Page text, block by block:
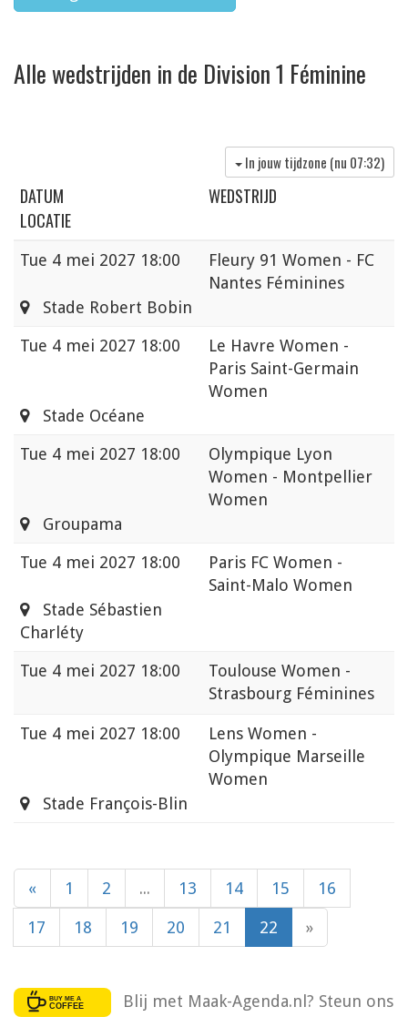
Alle wedstrijden in de Division 1 Féminine
In jouw tijdzone (nu 07:32)
DATUM
WEDSTRIJD
LOCATIE
Tue 4 mei 2027 18:00
Fleury 91 Women - FC
Nantes Féminines
Stade Robert Bobin
Tue 4 mei 2027 18:00
Le Havre Women -
Paris Saint-Germain
Women
Stade Océane
Tue 4 mei 2027 18:00
Olympique Lyon
Women - Montpellier
Women
Groupama
Tue 4 mei 2027 18:00
Paris FC Women -
Saint-Malo Women
Stade Sébastien
Charléty
Tue 4 mei 2027 18:00
Toulouse Women -
Strasbourg Féminines
Tue 4 mei 2027 18:00
Lens Women -
Olympique Marseille
Women
Stade François-Blin
« 1 2 ... 13 14 15 16
17 18 19 20 21 22 »
Blij met Maak-Agenda.nl? Steun ons